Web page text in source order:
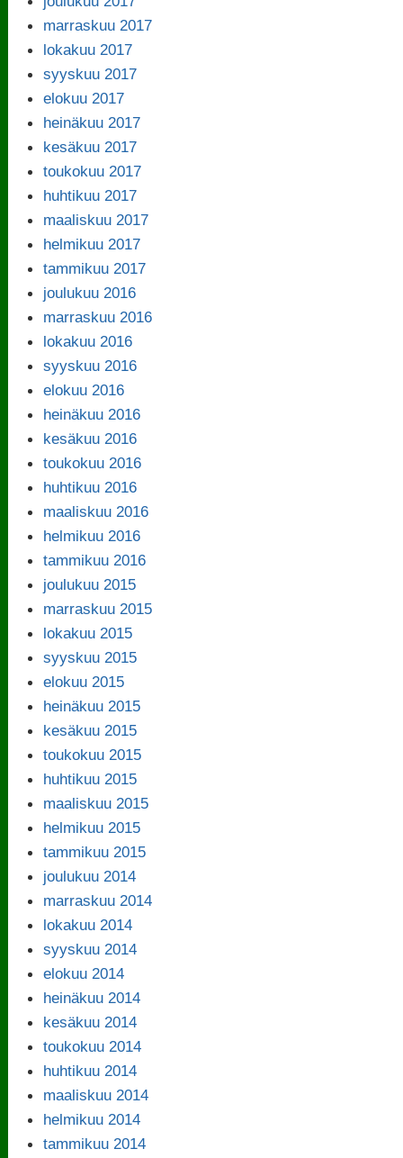
marraskuu 2017
lokakuu 2017
syyskuu 2017
elokuu 2017
heinäkuu 2017
kesäkuu 2017
toukokuu 2017
huhtikuu 2017
maaliskuu 2017
helmikuu 2017
tammikuu 2017
joulukuu 2016
marraskuu 2016
lokakuu 2016
syyskuu 2016
elokuu 2016
heinäkuu 2016
kesäkuu 2016
toukokuu 2016
huhtikuu 2016
maaliskuu 2016
helmikuu 2016
tammikuu 2016
joulukuu 2015
marraskuu 2015
lokakuu 2015
syyskuu 2015
elokuu 2015
heinäkuu 2015
kesäkuu 2015
toukokuu 2015
huhtikuu 2015
maaliskuu 2015
helmikuu 2015
tammikuu 2015
joulukuu 2014
marraskuu 2014
lokakuu 2014
syyskuu 2014
elokuu 2014
heinäkuu 2014
kesäkuu 2014
toukokuu 2014
huhtikuu 2014
maaliskuu 2014
helmikuu 2014
tammikuu 2014